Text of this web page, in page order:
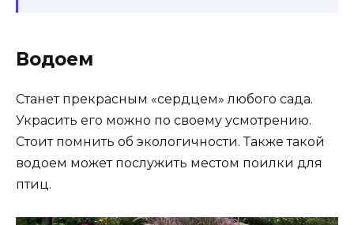
Водоем
Станет прекрасным «сердцем» любого сада.
Украсить его можно по своему усмотрению.
Стоит помнить об экологичности. Также такой
водоем может послужить местом поилки для
птиц.